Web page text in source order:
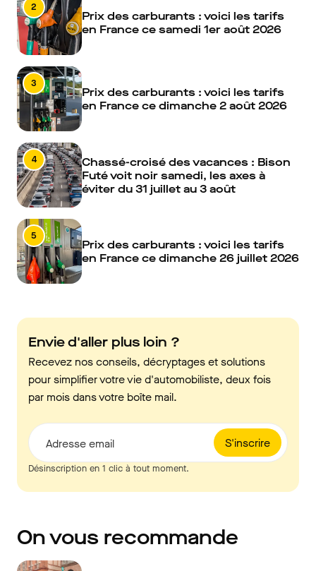
2
Prix des carburants : voici les tarifs
en France ce samedi 1er août 2026
3
Prix des carburants : voici les tarifs
en France ce dimanche 2 août 2026
4
Chassé-croisé des vacances : Bison
Futé voit noir samedi, les axes à
éviter du 31 juillet au 3 août
5
Prix des carburants : voici les tarifs
en France ce dimanche 26 juillet 2026
Envie d'aller plus loin ?
Recevez nos conseils, décryptages et solutions
pour simplifier votre vie d'automobiliste, deux fois
par mois dans votre boîte mail.
S'inscrire
Adresse email
Désinscription en 1 clic à tout moment.
On vous recommande